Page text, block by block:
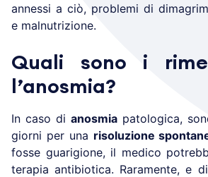
annessi a ciò, problemi di
e malnutrizione.
Quali sono i
l’anosmia?
In caso di anosmia patologica,
giorni per una risoluzione
fosse guarigione, il medico
terapia antibiotica. Raramente, e